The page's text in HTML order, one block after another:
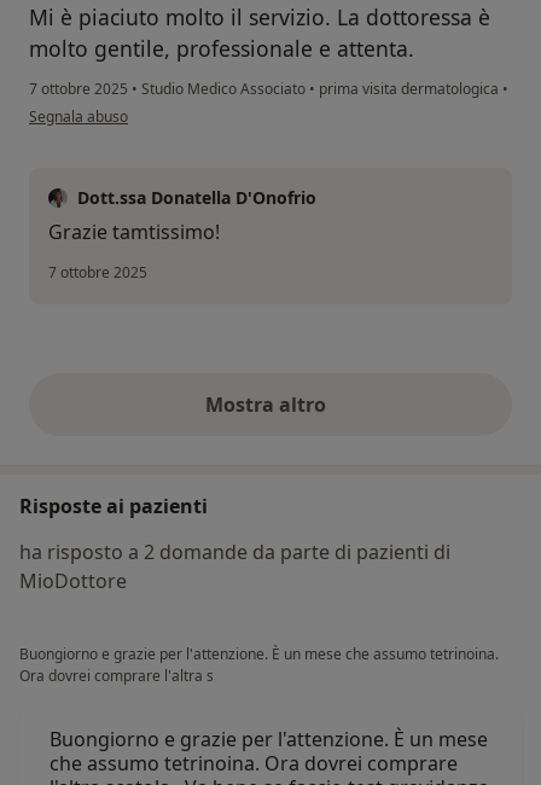
Mi è piaciuto molto il servizio. La dottoressa è
molto gentile, professionale e attenta.
7 ottobre 2025 • Studio Medico Associato • prima visita dermatologica •
secondo l'opinione dell'utente Alexandra
Segnala abuso
Dott.ssa Donatella D'Onofrio
Grazie tamtissimo!
7 ottobre 2025
Mostra altroopinioni di cui sopra
Risposte ai pazienti
ha risposto a 2 domande da parte di pazienti di
MioDottore
Buongiorno e grazie per l'attenzione. È un mese che assumo tetrinoina.
Ora dovrei comprare l'altra s
Buongiorno e grazie per l'attenzione. È un mese
che assumo tetrinoina. Ora dovrei comprare